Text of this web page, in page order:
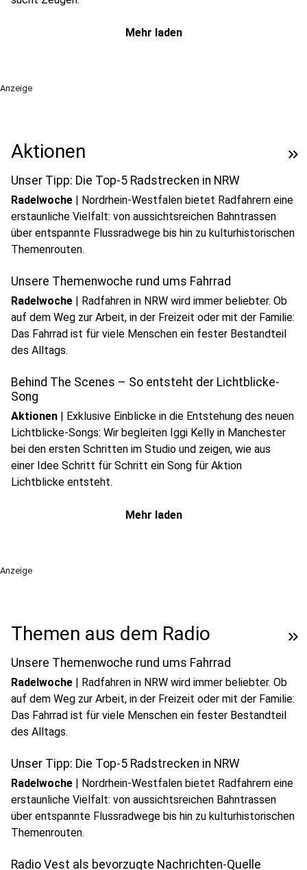
Mehr laden
Anzeige
Aktionen keyboard_double_arrow_right
Unser Tipp: Die Top-5 Radstrecken in NRW
Radelwoche | Nordrhein-Westfalen bietet Radfahrern eine
erstaunliche Vielfalt: von aussichtsreichen Bahntrassen
über entspannte Flussradwege bis hin zu kulturhistorischen
Themenrouten.
Unsere Themenwoche rund ums Fahrrad
Radelwoche | Radfahren in NRW wird immer beliebter. Ob
auf dem Weg zur Arbeit, in der Freizeit oder mit der Familie:
Das Fahrrad ist für viele Menschen ein fester Bestandteil
des Alltags.
Behind The Scenes – So entsteht der Lichtblicke-
Song
Aktionen | Exklusive Einblicke in die Entstehung des neuen
Lichtblicke-Songs: Wir begleiten Iggi Kelly in Manchester
bei den ersten Schritten im Studio und zeigen, wie aus
einer Idee Schritt für Schritt ein Song für Aktion
Lichtblicke entsteht.
Mehr laden
Anzeige
Themen aus dem Radio keyboard_double_arrow_right
Unsere Themenwoche rund ums Fahrrad
Radelwoche | Radfahren in NRW wird immer beliebter. Ob
auf dem Weg zur Arbeit, in der Freizeit oder mit der Familie:
Das Fahrrad ist für viele Menschen ein fester Bestandteil
des Alltags.
Unser Tipp: Die Top-5 Radstrecken in NRW
Radelwoche | Nordrhein-Westfalen bietet Radfahrern eine
erstaunliche Vielfalt: von aussichtsreichen Bahntrassen
über entspannte Flussradwege bis hin zu kulturhistorischen
Themenrouten.
Radio Vest als bevorzugte Nachrichten-Quelle